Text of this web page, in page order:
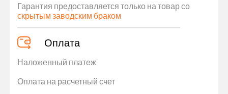
Гарантия предоставляется только на товар со
скрытым заводским браком
Оплата
Наложенный платеж
Оплата на расчетный счет